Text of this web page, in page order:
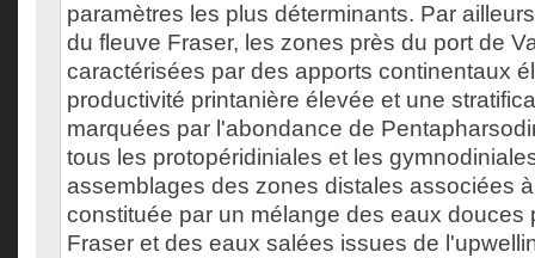
paramètres les plus déterminants. Par
du fleuve Fraser, les zones près du port de
caractérisées par des apports continentaux
productivité printanière élevée et une
marquées par l'abondance de
tous les protopéridiniales et les
assemblages des zones distales associées
constituée par un mélange des eaux douces
Fraser et des eaux salées issues de